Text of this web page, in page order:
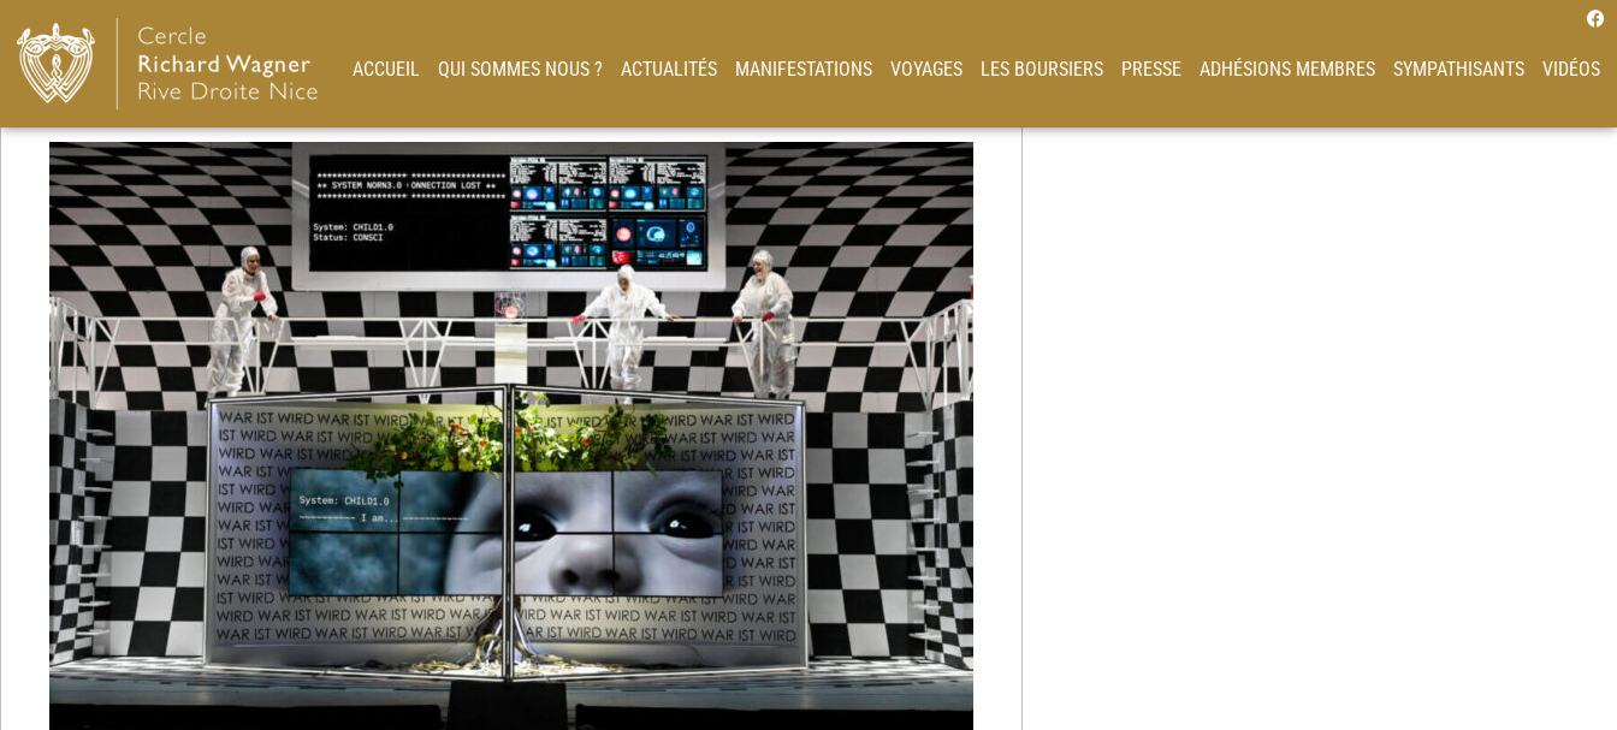
ACCUEIL QUI SOMMES NOUS ? ACTUALITÉS MANIFESTATIONS VOYAGES LES BOURSIERS PRESSE ADHÉSIONS MEMBRES SYMPATHISANTS VIDÉOS